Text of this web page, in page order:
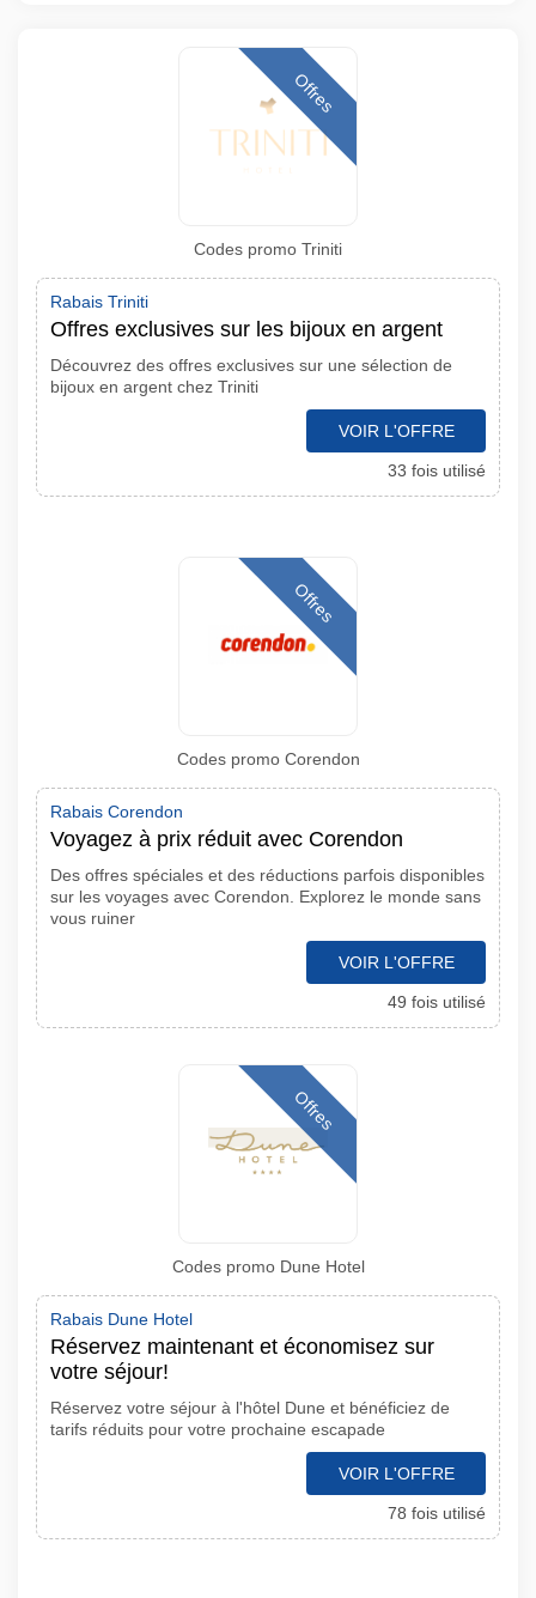
Offres
Codes promo Triniti
Rabais Triniti
Offres exclusives sur les bijoux en argent
Découvrez des offres exclusives sur une sélection de
bijoux en argent chez Triniti
VOIR L'OFFRE
33 fois utilisé
Offres
Codes promo Corendon
Rabais Corendon
Voyagez à prix réduit avec Corendon
Des offres spéciales et des réductions parfois disponibles
sur les voyages avec Corendon. Explorez le monde sans
vous ruiner
VOIR L'OFFRE
49 fois utilisé
Offres
Codes promo Dune Hotel
Rabais Dune Hotel
Réservez maintenant et économisez sur
votre séjour!
Réservez votre séjour à l'hôtel Dune et bénéficiez de
tarifs réduits pour votre prochaine escapade
VOIR L'OFFRE
78 fois utilisé